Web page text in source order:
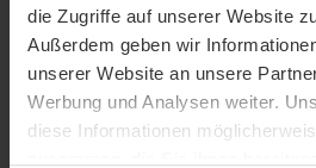
die Zugriffe auf unserer Website
Außerdem geben wir
unserer Website an unsere
Werbung und Analysen weiter.
diese Informationen